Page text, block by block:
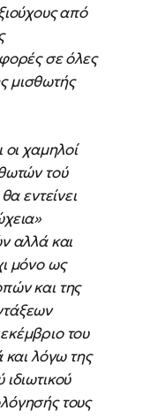
από
σε όλες
μισθωτής
χαμηλοί
τού
εντείνει
αλλά και
μόνο ως
και της
του
λόγω της
τους